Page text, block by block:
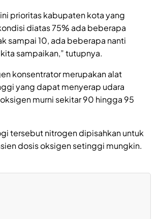
prioritas kabupaten kota yang
diatas 75% ada beberapa
sampai 10, ada beberapa nanti
sampaikan,” tutupnya.
konsentrator merupakan alat
yang dapat menyerap udara
murni sekitar 90 hingga 95
tersebut nitrogen dipisahkan untuk
dosis oksigen setinggi mungkin.